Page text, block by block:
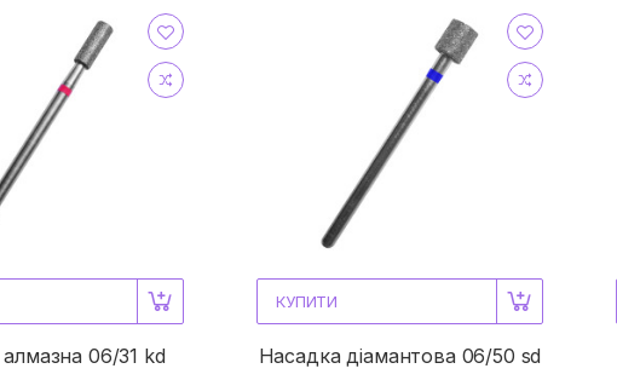
06/31 kd
КУПИТИ
Насадка діамантова 06/50 sd